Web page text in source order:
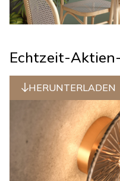
Echtzeit-
HERUNTERLADEN